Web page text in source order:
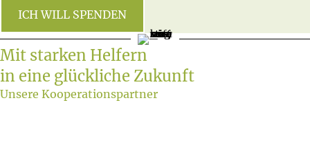
ICH WILL SPENDEN
Mit starken Helfern
in eine glückliche Zukunft
Unsere Kooperationspartner